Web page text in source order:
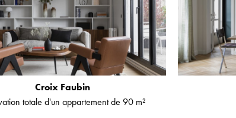
Croix Faubin
totale d'un appartement de 90 m²